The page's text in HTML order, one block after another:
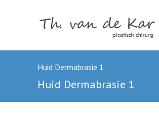
Huid Dermabrasie 1
Huid Dermabrasie 1